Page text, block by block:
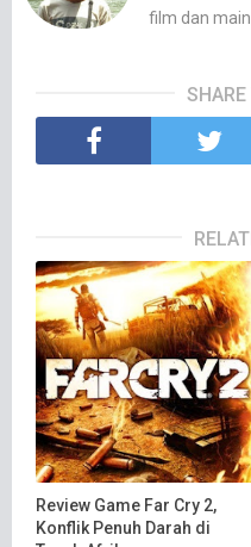
film dan
Review Game Far Cry 2,
Konflik Penuh Darah di